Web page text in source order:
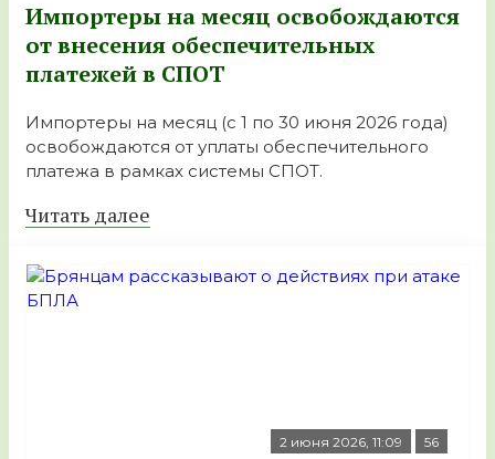
Импортеры на месяц освобождаются
от внесения обеспечительных
платежей в СПОТ
Импортеры на месяц (с 1 по 30 июня 2026 года)
освобождаются от уплаты обеспечительного
платежа в рамках системы СПОТ.
Читать далее
2 июня 2026, 11:09 56